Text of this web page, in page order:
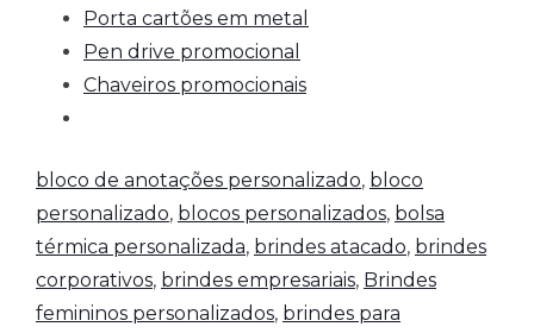
Porta cartões em metal
Pen drive promocional
Chaveiros promocionais
bloco de anotações personalizado, bloco
personalizado, blocos personalizados, bolsa
térmica personalizada, brindes atacado, brindes
corporativos, brindes empresariais, Brindes
femininos personalizados, brindes para